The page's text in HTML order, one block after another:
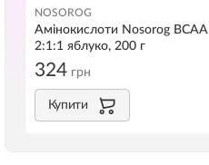
NOSOROG
Амінокислоти Nosorog BCAA
2:1:1 яблуко, 200 г
324 грн
Купити